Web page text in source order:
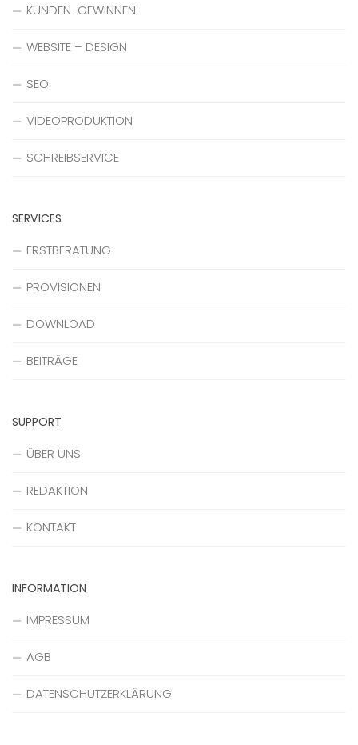
KUNDEN-GEWINNEN
WEBSITE – DESIGN
SEO
VIDEOPRODUKTION
SCHREIBSERVICE
SERVICES
ERSTBERATUNG
PROVISIONEN
DOWNLOAD
BEITRÄGE
SUPPORT
ÜBER UNS
REDAKTION
KONTAKT
INFORMATION
IMPRESSUM
AGB
DATENSCHUTZERKLÄRUNG